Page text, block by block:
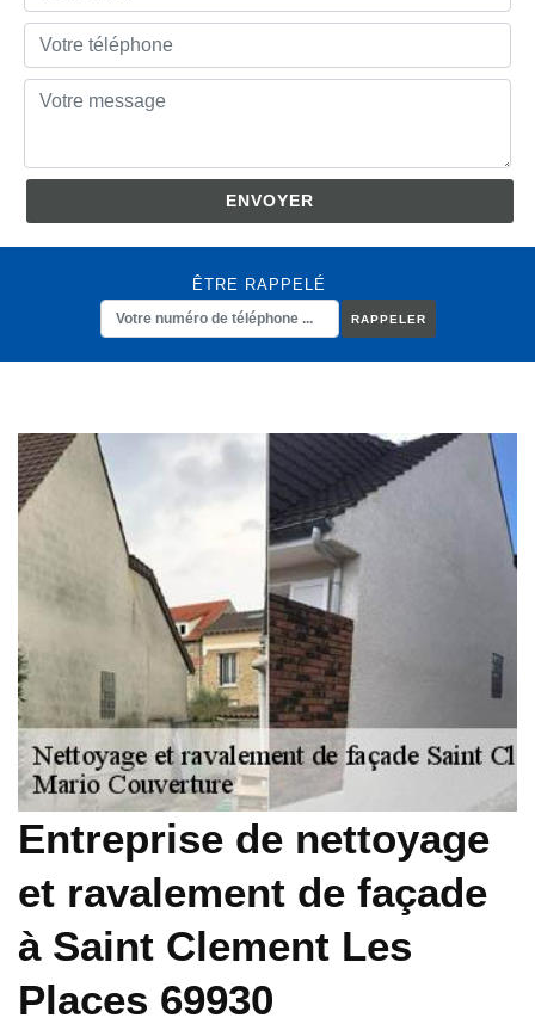
ÊTRE RAPPELÉ
Entreprise de nettoyage
et ravalement de façade
à Saint Clement Les
Places 69930